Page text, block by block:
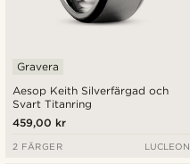
Aesop Keith Silverfärgad och
Svart Titanring
Gravera
459,00 kr
2 FÄRGER LUCLEON